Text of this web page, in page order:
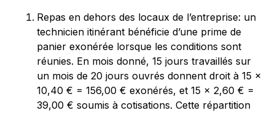
Repas en dehors des locaux de l’entreprise: un
technicien itinérant bénéficie d’une prime de
panier exonérée lorsque les conditions sont
réunies. En mois donné, 15 jours travaillés sur
un mois de 20 jours ouvrés donnent droit à 15 ×
10,40 € = 156,00 € exonérés, et 15 × 2,60 € =
39,00 € soumis à cotisations. Cette répartition